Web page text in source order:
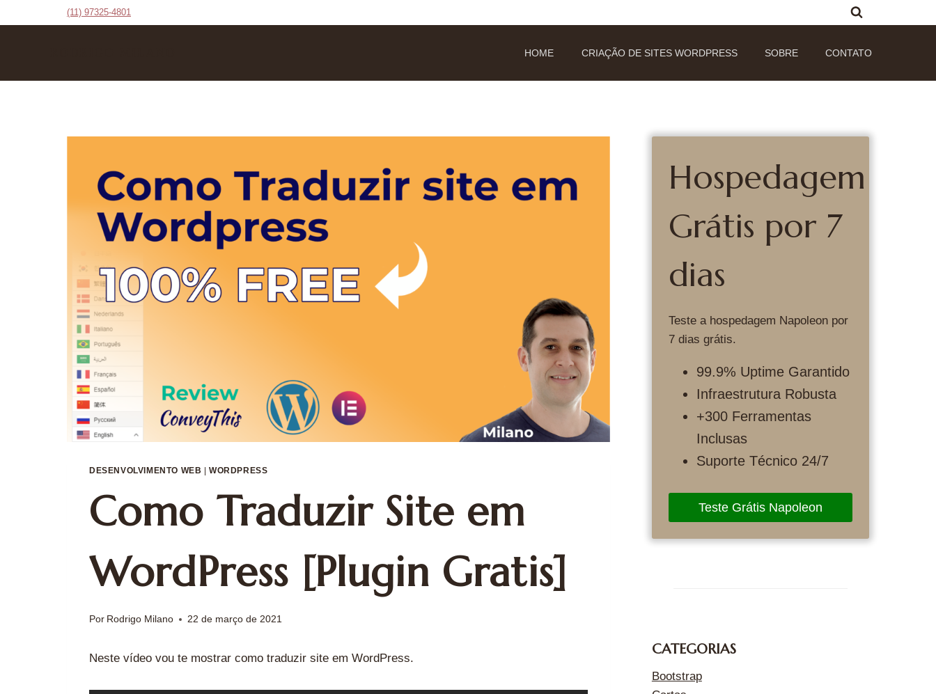
(11) 97325-4801
HOME CRIAÇÃO DE SITES WORDPRESS SOBRE CONTATO
DESENVOLVIMENTO WEB |WORDPRESS
Como Traduzir Site em
WordPress [Plugin Gratis]
Por Rodrigo Milano 22 de março de 2021
Neste vídeo vou te mostrar como traduzir site em WordPress.
Hospedagem
Grátis por 7
dias
Teste a hospedagem Napoleon por
7 dias grátis.
99.9% Uptime Garantido
Infraestrutura Robusta
+300 Ferramentas
Inclusas
Suporte Técnico 24/7
Teste Grátis Napoleon
CATEGORIAS
Bootstrap